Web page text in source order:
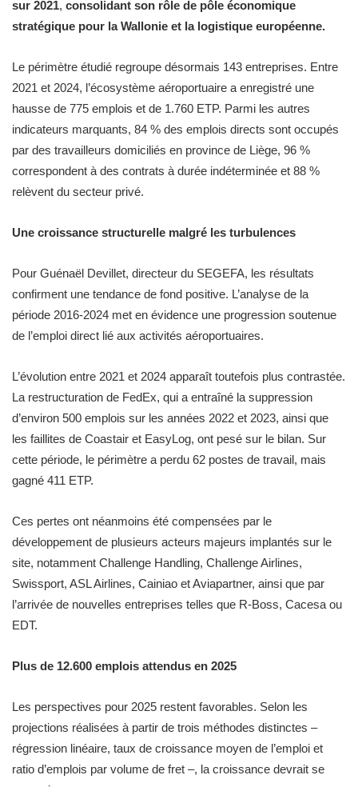
sur 2021, consolidant son rôle de pôle économique
stratégique pour la Wallonie et la logistique européenne.
Le périmètre étudié regroupe désormais 143 entreprises. Entre
2021 et 2024, l’écosystème aéroportuaire a enregistré une
hausse de 775 emplois et de 1.760 ETP. Parmi les autres
indicateurs marquants, 84 % des emplois directs sont occupés
par des travailleurs domiciliés en province de Liège, 96 %
correspondent à des contrats à durée indéterminée et 88 %
relèvent du secteur privé.
Une croissance structurelle malgré les turbulences
Pour Guénaël Devillet, directeur du SEGEFA, les résultats
confirment une tendance de fond positive. L’analyse de la
période 2016-2024 met en évidence une progression soutenue
de l’emploi direct lié aux activités aéroportuaires.
L’évolution entre 2021 et 2024 apparaît toutefois plus contrastée.
La restructuration de FedEx, qui a entraîné la suppression
d’environ 500 emplois sur les années 2022 et 2023, ainsi que
les faillites de Coastair et EasyLog, ont pesé sur le bilan. Sur
cette période, le périmètre a perdu 62 postes de travail, mais
gagné 411 ETP.
Ces pertes ont néanmoins été compensées par le
développement de plusieurs acteurs majeurs implantés sur le
site, notamment Challenge Handling, Challenge Airlines,
Swissport, ASL Airlines, Cainiao et Aviapartner, ainsi que par
l’arrivée de nouvelles entreprises telles que R-Boss, Cacesa ou
EDT.
Plus de 12.600 emplois attendus en 2025
Les perspectives pour 2025 restent favorables. Selon les
projections réalisées à partir de trois méthodes distinctes –
régression linéaire, taux de croissance moyen de l’emploi et
ratio d’emplois par volume de fret –, la croissance devrait se